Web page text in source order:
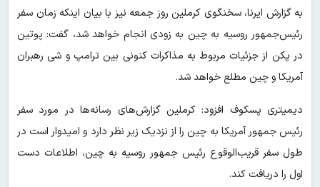
به گزارش ایرنا، سخنگوی کرملین روز جمعه نیز با بیان اینکه زمان سفر
رئیس‌جمهور روسیه به چین به زودی انجام خواهد شد، گفت: پوتین
در پکن از جزئیات مربوط به مذاکرات کنونی بین ترامپ و شی رهبران
آمریکا و چین مطلع خواهد شد.
دیمیتری پسکوف افزود: کرملین گزارش‌های رسانه‌ها در مورد سفر
رئیس جمهور آمریکا به چین را از نزدیک زیر نظر دارد و امیدوار است در
طول سفر قریب‌الوقوع رئیس جمهور روسیه به چین، اطلاعات دست
اول را دریافت کند.